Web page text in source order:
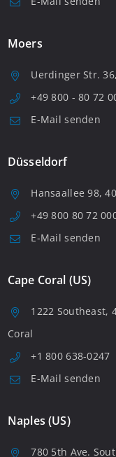
Moers
Uerdinger Str.
+49 800 - 80 72
E-Mail senden
Düsseldorf
Hansaallee 98,
+49 800 80 72
E-Mail senden
Cape Coral (US)
1222 Southeast,
Coral
+1 800 638-0247
E-Mail senden
Naples (US)
780 5th Ave.